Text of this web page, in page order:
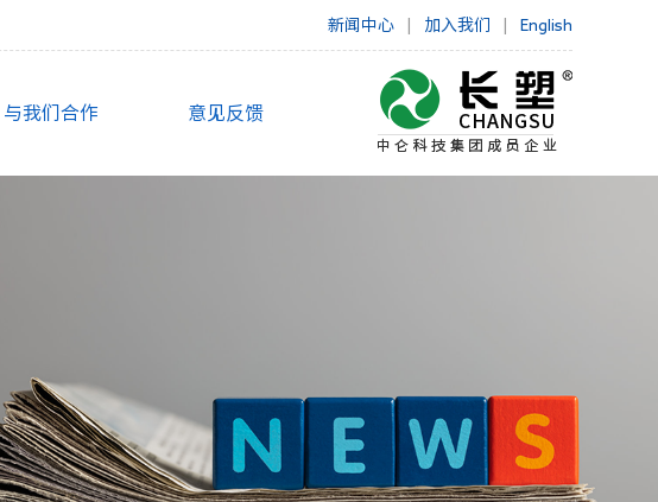
新闻中心 加入我们 English
与我们合作 意见反馈